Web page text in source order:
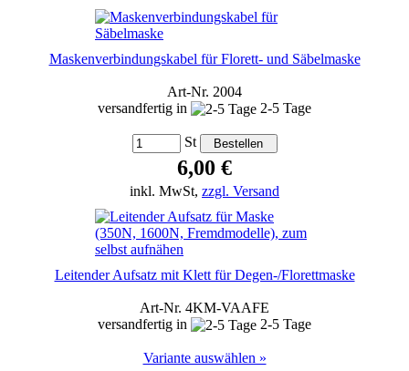
Maskenverbindungskabel für Florett- und Säbelmaske
Art-Nr. 2004
versandfertig in
2-5 Tage
St
6,00 €
inkl. MwSt, zzgl. Versand
Leitender Aufsatz mit Klett für Degen-/Florettmaske
Art-Nr. 4KM-VAAFE
versandfertig in
2-5 Tage
Variante auswählen »